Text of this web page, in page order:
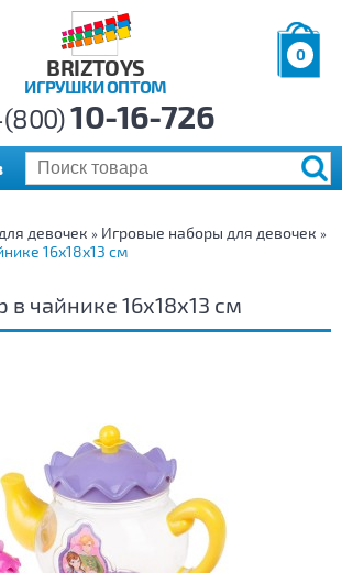
BRIZTOYS
ИГРУШКИ ОПТОМ
0
р.
10-16-726
девочек » Игровые наборы для девочек »
16х18х13 см
чайнике 16х18х13 см